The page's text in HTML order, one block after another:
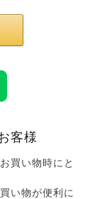
客様
買い物時にと
い物が便利に